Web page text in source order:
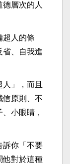
層次的人
超人的條
省、自我進
」，而且
信原則、不
小眼睛，
訴你「不要
他對於這種